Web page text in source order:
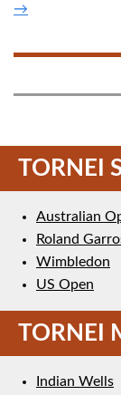
→
TORNEI
Australian
Roland
Wimbledon
US Open
TORNEI
Indian Wells